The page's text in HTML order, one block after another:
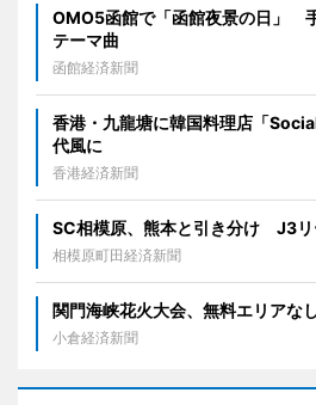
OMO5函館で「函館夜景の日」
テーマ曲
函館経済新聞
香港・九龍塘に韓国料理店「
代風に
香港経済新聞
SC相模原、熊本と引き分け J3リ
相模原町田経済新聞
関門海峡花火大会、無料エリアな
小倉経済新聞